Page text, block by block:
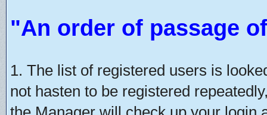
"An order of passage
1. The list of registered users is
not hasten to be registered